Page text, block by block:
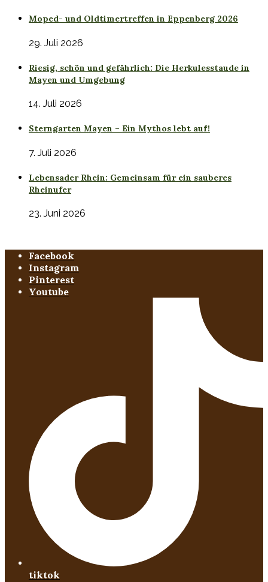
Moped- und Oldtimertreffen in Eppenberg 2026
29. Juli 2026
Riesig, schön und gefährlich: Die Herkulesstaude in
Mayen und Umgebung
14. Juli 2026
Sterngarten Mayen – Ein Mythos lebt auf!
7. Juli 2026
Lebensader Rhein: Gemeinsam für ein sauberes
Rheinufer
23. Juni 2026
Facebook
Instagram
Pinterest
Youtube
tiktok